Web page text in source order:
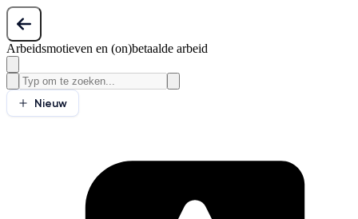
Arbeidsmotieven en (on)betaalde arbeid
Nieuw